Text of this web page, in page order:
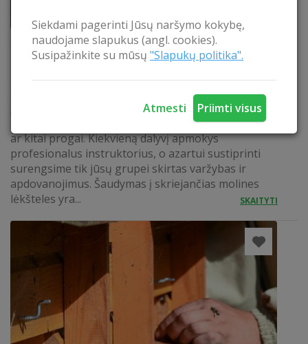
Siekdami pagerinti Jūsų naršymo kokybę,
naudojame slapukus (angl. cookies).
Susipažinkite su mūsų "Slapukų politika".
Atmesti Priimti visus
Šaudymas į skriejančias lėkšteles grupei
Išbandykite savo jėgas varžydamiesi tarpusavyje ir
patirkite taiklumo malonumą! Šaudymas į
skriejančias molines lėkšteles gryname ore taps
įsimintina pramoga jūsų šventei: bernvakariui,
mergvakariui, gimtadieniui, kolektyvo susibūrimui
ar kitai progai. Kiekvieną dalyvį apmokys
profesionalus instruktorius, o azartui sustiprinti
surengsime tik jūsų grupei skirtas varžybas ir
apdovanojimus. Šaudymas į skriejančias molines
lėkšteles yra...
SKAITYTI